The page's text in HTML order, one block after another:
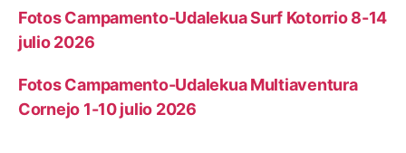
Fotos Campamento-Udalekua Surf Kotorrio 8-14
julio 2026
Fotos Campamento-Udalekua Multiaventura
Cornejo 1-10 julio 2026